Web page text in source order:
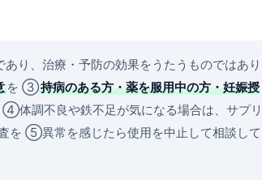
あり、治療・予防の効果をうたうものではあり
を ③持病のある方・薬を服用中の方・妊娠授
④体調不良や鉄不足が気になる場合は、サプリ
を ⑤異常を感じたら使用を中止して相談して